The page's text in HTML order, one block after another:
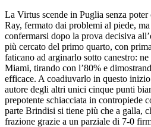
La Virtus scende in Puglia senza
Ray, fermato dai problemi al piede,
confermarsi dopo la prova decisiva
più cercato del primo quarto, con
faticano ad arginarlo sotto canestro:
Miami, tirando con l’80% e
efficace. A coadiuvarlo in questo
autore degli altri unici cinque punti
prepotente schiacciata in contropiede
parte Brindisi si tiene più che a galla,
frazione grazie a un parziale di 7-0